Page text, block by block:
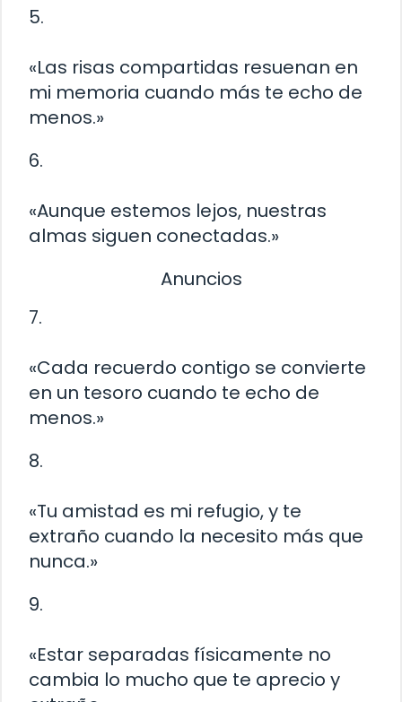
5.
«Las risas compartidas resuenan en
mi memoria cuando más te echo de
menos.»
6.
«Aunque estemos lejos, nuestras
almas siguen conectadas.»
Anuncios
7.
«Cada recuerdo contigo se convierte
en un tesoro cuando te echo de
menos.»
8.
«Tu amistad es mi refugio, y te
extraño cuando la necesito más que
nunca.»
9.
«Estar separadas físicamente no
cambia lo mucho que te aprecio y